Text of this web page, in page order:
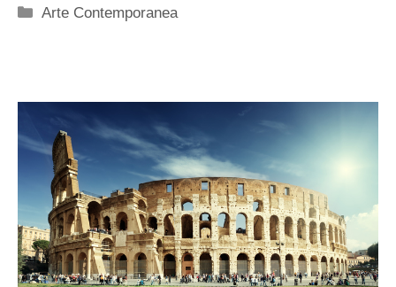
Categorie
Arte Contemporanea